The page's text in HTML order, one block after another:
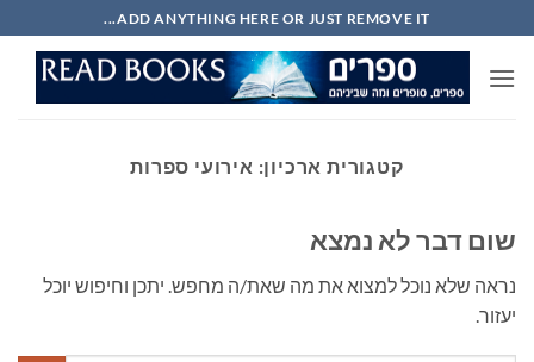
to
content
ADD ANYTHING HERE OR JUST REMOVE IT...
קטגורית ארכיון: אירועי ספרות
שום דבר לא נמצא
נראה שלא נוכל למצוא את מה שאת/ה מחפש. יתכן וחיפוש יוכל
יעזור.